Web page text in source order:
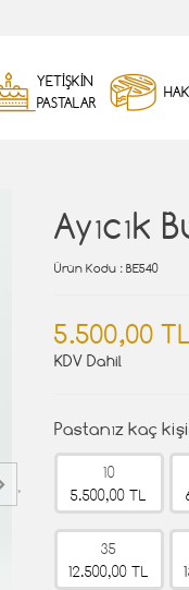
YETİŞKİN
PASTALAR
›
Ayıcık
Ürün Kodu : BE540
5.500,00 TL
KDV Dahil
Pastanız kaç
10
5.500,00 TL
35
12.500,00 TL